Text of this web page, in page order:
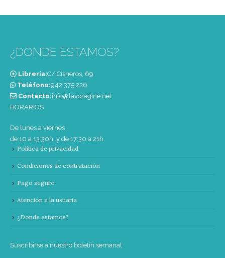
¿DONDE ESTAMOS?
Librería:C/ Cisneros, 69
Teléfono:‭942 375 226‬
Contacto:info@lavoragine.net
HORARIOS
De lunes a viernes
de 10 a 13:30h. y de 17:30 a 21h.
Política de privacidad
Condiciones de contratación
Pago seguro
Atención a la usuaria
¿Donde estamos?
Suscribirse a nuestro boletín semanal